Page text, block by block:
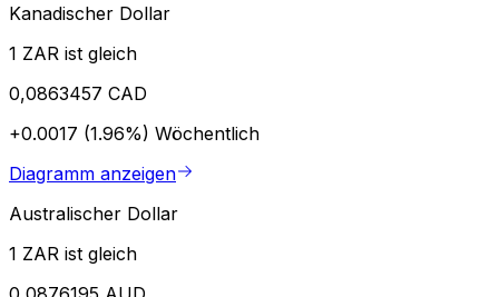
Kanadischer Dollar
1 ZAR ist gleich
0,0863457 CAD
+0.0017 (1.96%) Wöchentlich
Diagramm anzeigen
Australischer Dollar
1 ZAR ist gleich